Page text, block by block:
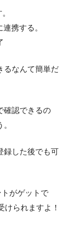
携する。
るなんて簡単だ
確認できるの
録した後でも可
がゲットで
けられますよ！